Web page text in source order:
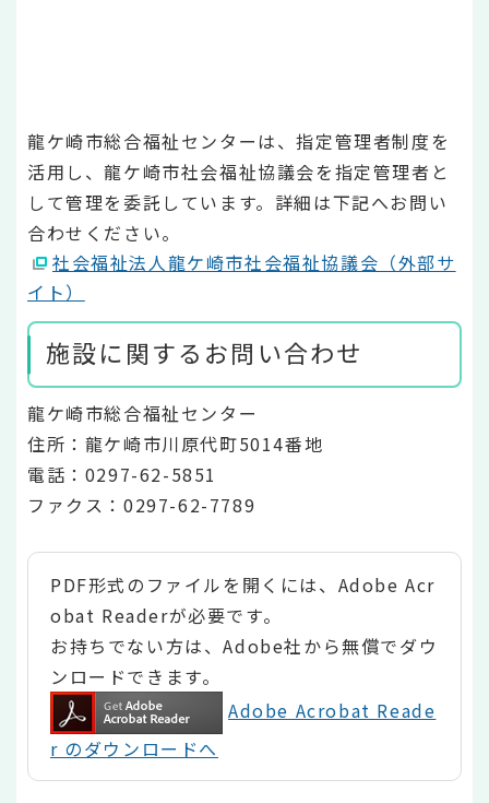
龍ケ崎市総合福祉センターは、指定管理者制度を
活用し、龍ケ崎市社会福祉協議会を指定管理者と
して管理を委託しています。詳細は下記へお問い
合わせください。
社会福祉法人龍ケ崎市社会福祉協議会（外部サ
イト）
施設に関するお問い合わせ
龍ケ崎市総合福祉センター
住所：龍ケ崎市川原代町5014番地
電話：0297-62-5851
ファクス：0297-62-7789
PDF形式のファイルを開くには、Adobe Acr
obat Readerが必要です。
お持ちでない方は、Adobe社から無償でダウ
ンロードできます。
Adobe Acrobat Reade
r のダウンロードへ